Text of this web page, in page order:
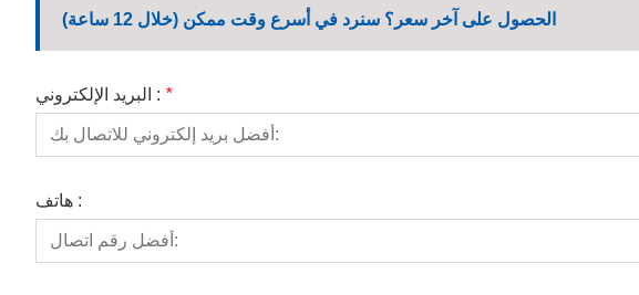
الحصول على آخر سعر؟ سنرد في أسرع وقت ممكن (خلال 12 ساعة)
البريد الإلكتروني : *
هاتف :